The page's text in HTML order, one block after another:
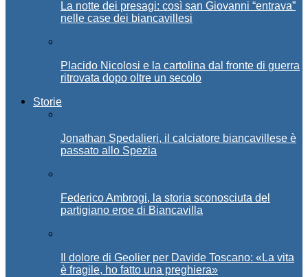
La notte dei presagi: così san Giovanni “entrava”
nelle case dei biancavillesi
Placido Nicolosi e la cartolina dal fronte di guerra
ritrovata dopo oltre un secolo
Storie
Jonathan Spedalieri, il calciatore biancavillese è
passato allo Spezia
Federico Ambrogi, la storia sconosciuta del
partigiano eroe di Biancavilla
Il dolore di Geolier per Davide Toscano: «La vita
è fragile, ho fatto una preghiera»